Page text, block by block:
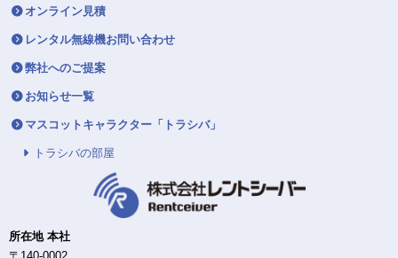
オンライン見積
レンタル無線機お問い合わせ
弊社へのご提案
お知らせ一覧
マスコットキャラクター「トラシバ」
トラシバの部屋
所在地 本社